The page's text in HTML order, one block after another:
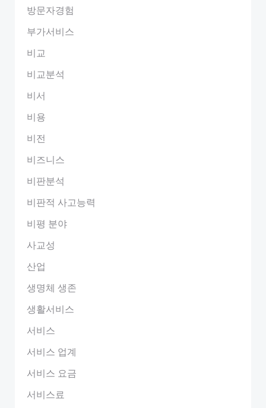
방문자경험
부가서비스
비교
비교분석
비서
비용
비전
비즈니스
비판분석
비판적 사고능력
비평 분야
사교성
산업
생명체 생존
생활서비스
서비스
서비스 업계
서비스 요금
서비스료